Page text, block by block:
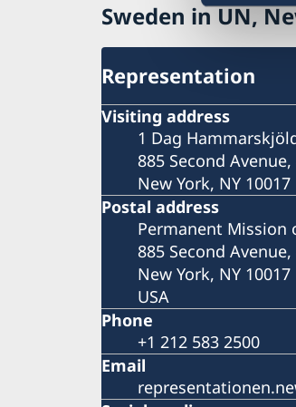
Sweden in UN,
Representation
Visiting address
1 Dag
885 Second
New York, NY 10017
Postal address
Permanent Mission
885 Second
New York, NY 10017
USA
Phone
+1 212 583 2500
Email